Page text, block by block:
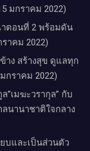
มกราคม 2022)
าตอนที่ 2 พร้อมดัน
าคม 2022)
าง สร้างสุข ดูแลทุก
กราคม 2022)
”เมฆะวรากุล” กับ
ลนานาชาติใจกลาง
บและเป็นส่วนตัว